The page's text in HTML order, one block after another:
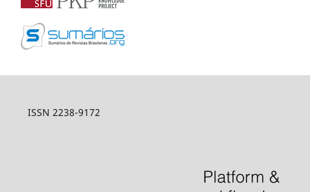
ISSN 2238-9172